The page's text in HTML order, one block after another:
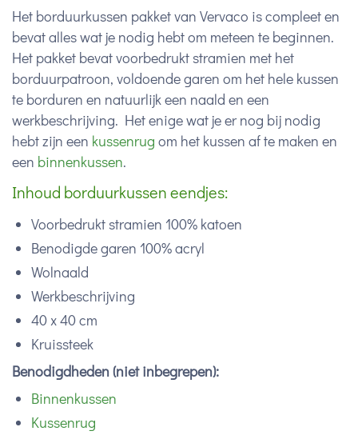
Het borduurkussen pakket van Vervaco is compleet en
bevat alles wat je nodig hebt om meteen te beginnen.
Het pakket bevat voorbedrukt stramien met het
borduurpatroon, voldoende garen om het hele kussen
te borduren en natuurlijk een naald en een
werkbeschrijving. Het enige wat je er nog bij nodig
hebt zijn een kussenrug om het kussen af te maken en
een binnenkussen.
Inhoud borduurkussen eendjes:
Voorbedrukt stramien 100% katoen
Benodigde garen 100% acryl
Wolnaald
Werkbeschrijving
40 x 40 cm
Kruissteek
Benodigdheden (niet inbegrepen):
Binnenkussen
Kussenrug